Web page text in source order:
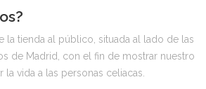
la tienda al público, situada al lado de las
de Madrid, con el fin de mostrar nuestro
vida a las personas celiacas.